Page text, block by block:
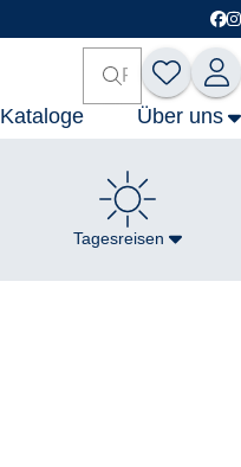
Kataloge Über uns
Tagesreisen